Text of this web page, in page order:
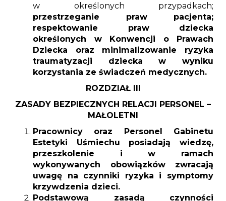
w określonych przypadkach;
przestrzeganie praw pacjenta;
respektowanie praw dziecka
określonych w Konwencji o Prawach
Dziecka oraz minimalizowanie ryzyka
traumatyzacji dziecka w wyniku
korzystania ze świadczeń medycznych.
ROZDZIAŁ III
ZASADY BEZPIECZNYCH RELACJI PERSONEL –
MAŁOLETNI
Pracownicy oraz Personel Gabinetu
Estetyki Uśmiechu posiadają wiedzę,
przeszkolenie i w ramach
wykonywanych obowiązków zwracają
uwagę na czynniki ryzyka i symptomy
krzywdzenia dzieci.
Podstawową zasadą czynności